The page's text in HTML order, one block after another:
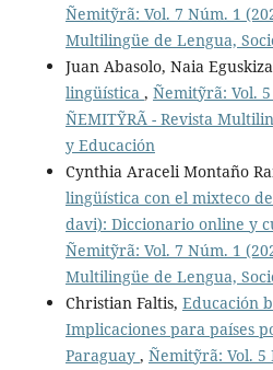
Ñemitỹrã: Vol. 7 Núm. 1
Multilingüe de Lengua,
Juan Abasolo, Naia
lingüística , Ñemitỹrã: Vol.
ÑEMITỸRÃ - Revista
y Educación
Cynthia Araceli Montaño
lingüística con el mixteco
davi): Diccionario online y
Ñemitỹrã: Vol. 7 Núm. 1
Multilingüe de Lengua,
Christian Faltis, Educación
Implicaciones para países
Paraguay , Ñemitỹrã: Vol. 5